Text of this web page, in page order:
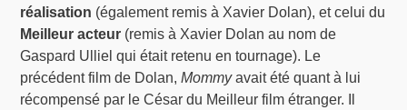
réalisation (également remis à Xavier Dolan), et celui du
Meilleur acteur (remis à Xavier Dolan au nom de
Gaspard Ulliel qui était retenu en tournage). Le
précédent film de Dolan,Mommyavait été quant à lui
récompensé par le César du Meilleur film étranger. Il